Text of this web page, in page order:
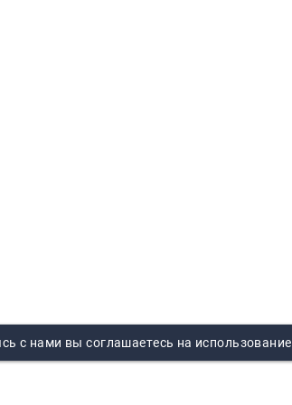
с нами вы соглашаетесь на использование